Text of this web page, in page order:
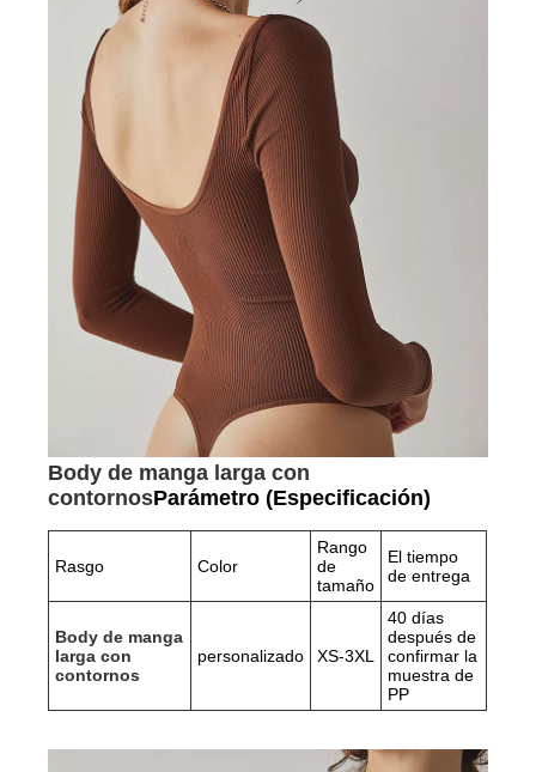
Body de manga larga con
contornosParámetro (Especificación)
Rasgo Color
Rango
de
tamaño
El tiempo
de entrega
Body de manga
larga con
contornos
personalizado XS-3XL
40 días
después de
confirmar la
muestra de
PP